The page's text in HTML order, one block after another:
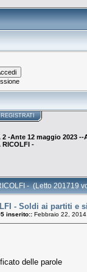
REGISTRATI
2 -Ante 12 maggio 2023 --
RICOLFI -
- (Letto 201719
- Soldi ai partiti e
inserito:: Febbraio 22,
delle parole